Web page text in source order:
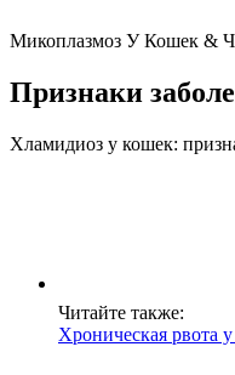
Микоплазмоз У Кошек &
Признаки
Хламидиоз у кошек:
Читайте также:
Хроническая рвота